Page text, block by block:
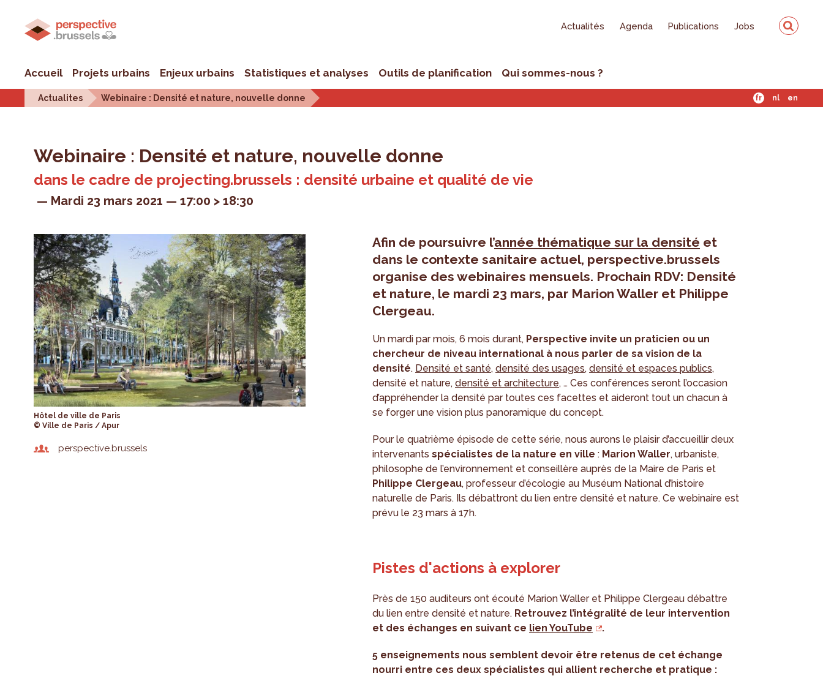
Actualités Agenda Publications Jobs
Accueil Projets urbains Enjeux urbains Statistiques et analyses Outils de planification Qui sommes-nous ?
Actualites Webinaire : Densité et nature, nouvelle donne fr nl en
Webinaire : Densité et nature, nouvelle donne
dans le cadre de projecting.brussels : densité urbaine et qualité de vie
Mardi 23 mars 2021 17:00 > 18:30
Hôtel de ville de Paris
© Ville de Paris / Apur
perspective.brussels
Afin de poursuivre l’année thématique sur la densité et
dans le contexte sanitaire actuel, perspective.brussels
organise des webinaires mensuels. Prochain RDV: Densité
et nature, le mardi 23 mars, par Marion Waller et Philippe
Clergeau.
Un mardi par mois, 6 mois durant, Perspective invite un praticien ou un
chercheur de niveau international à nous parler de sa vision de la
densité. Densité et santé,densité des usages,densité et espaces publics,
densité et nature,densité et architecture, … Ces conférences seront l’occasion
d’appréhender la densité par toutes ces facettes et aideront tout un chacun à
se forger une vision plus panoramique du concept.
Pour le quatrième épisode de cette série, nous aurons le plaisir d’accueillir deux
intervenantsspécialistes de la nature en ville : Marion Waller, urbaniste,
philosophe de l’environnement et conseillère auprès de la Maire de Paris et
Philippe Clergeau, professeur d’écologie au Muséum National d’histoire
naturelle de Paris. Ils débattront du lien entre densité et nature. Ce webinaire est
prévu le 23 mars à 17h.
Pistes d'actions à explorer
Près de 150 auditeurs ont écouté Marion Waller et Philippe Clergeau débattre
du lien entre densité et nature. Retrouvez l’intégralité de leur intervention
et des échanges en suivant ce lien YouTube .
5 enseignements nous semblent devoir être retenus de cet échange
nourri entre ces deux spécialistes qui allient recherche et pratique :